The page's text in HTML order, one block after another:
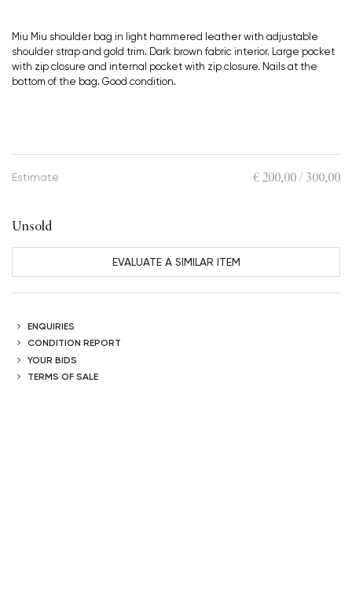
Miu Miu shoulder bag in light hammered leather with adjustable
shoulder strap and gold trim. Dark brown fabric interior. Large pocket
with zip closure and internal pocket with zip closure. Nails at the
bottom of the bag. Good condition.
€ 200,00 / 300,00
Estimate
Unsold
EVALUATE A SIMILAR ITEM
ENQUIRIES
CONDITION REPORT
YOUR BIDS
TERMS OF SALE